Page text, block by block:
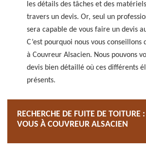
les détails des tâches et des
travers un devis. Or, seul un
sera capable de vous faire un devis
C’est pourquoi nous vous conseillons
à Couvreur Alsacien. Nous pouvons
devis bien détaillé où ces différents
présents.
RECHERCHE DE FUITE DE TOITURE
VOUS À COUVREUR ALSACIEN